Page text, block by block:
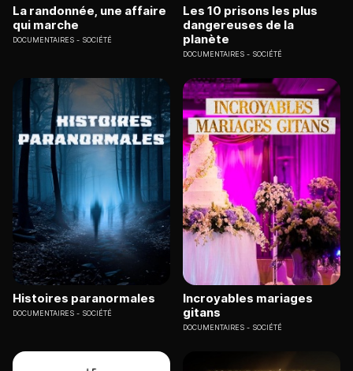
La randonnée, une affaire
qui marche
DOCUMENTAIRES SOCIÉTÉ
Les 10 prisons les plus
dangereuses de la
planète
DOCUMENTAIRES SOCIÉTÉ
Histoires paranormales
DOCUMENTAIRES SOCIÉTÉ
Incroyables mariages
gitans
DOCUMENTAIRES SOCIÉTÉ